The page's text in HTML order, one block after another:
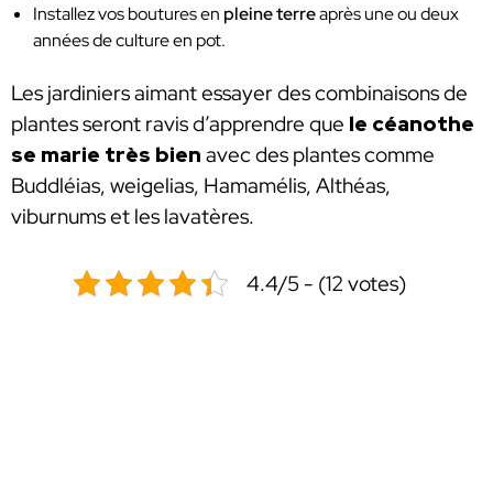
Installez vos boutures en pleine terreaprès une ou deux
années de culture en pot.
Les jardiniers aimant essayer des combinaisons de
plantes seront ravis d’apprendre que le céanothe
se marie très bien avec des plantes comme
Buddléias, weigelias, Hamamélis, Althéas,
viburnums et les lavatères.
4.4/5 - (12 votes)